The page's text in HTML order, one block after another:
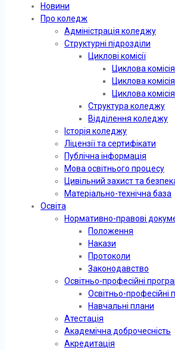
Новини
Про коледж
Адміністрація коледжу
Структурні підрозділи
Циклові комісії
Циклова
Циклова
Циклова
Структура коледжу
Відділення коледжу
Історія коледжу
Ліцензії та сертифікати
Публічна інформація
Мова освітнього процесу
Цивільний захист та
Матеріально-технічна база
Освіта
Нормативно-правові
Положення
Накази
Протоколи
Законодавство
Освітньо-професійні
Освітньо-професійні
Навчальні плани
Атестація
Академічна доброчесність
Акредитація